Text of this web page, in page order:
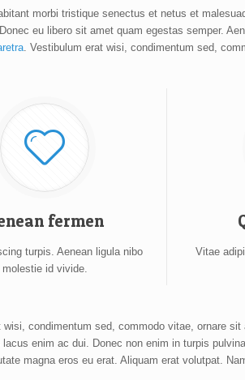
morbi tristique senectus et netus et
eu libero sit amet quam egestas semper.
. Vestibulum erat wisi, condimentum sed,
fermen
turpis. Aenean ligula nibo
molestie id vivide.
Vitae
wisi, condimentum sed, commodo vitae, ornare
enim ac dui. Donec non enim in turpis
magna eros eu erat. Aliquam erat volutpat.